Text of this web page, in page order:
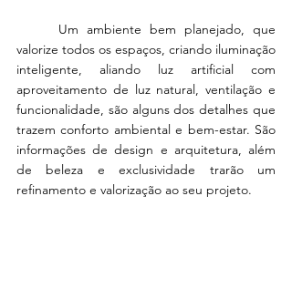
valorize todos os espaços, criando iluminação
inteligente, aliando luz artificial com
aproveitamento de luz natural, ventilação e
funcionalidade, são alguns dos detalhes que
trazem conforto ambiental e bem-estar. São
informações de design e arquitetura, além
de beleza e exclusividade trarão um
refinamento e valorização ao seu projeto.